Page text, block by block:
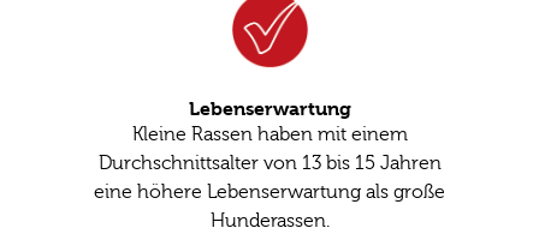
Lebenserwartung
Kleine Rassen haben mit einem
Durchschnittsalter von 13 bis 15 Jahren
eine höhere Lebenserwartung als große
Hunderassen.